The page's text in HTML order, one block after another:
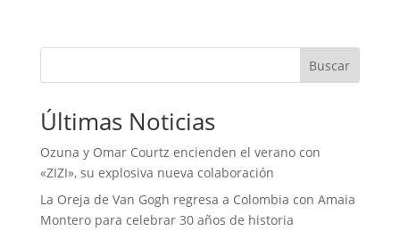
Buscar
Últimas Noticias
Ozuna y Omar Courtz encienden el verano con
«ZIZI», su explosiva nueva colaboración
La Oreja de Van Gogh regresa a Colombia con Amaia
Montero para celebrar 30 años de historia